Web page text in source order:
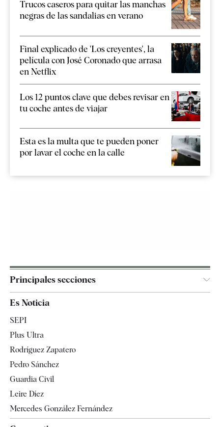
Trucos caseros para quitar las manchas
negras de las sandalias en verano
Final explicado de 'Los creyentes', la
película con José Coronado que arrasa
en Netflix
Los 12 puntos clave que debes revisar en
tu coche antes de viajar
Esta es la multa que te pueden poner
por lavar el coche en la calle
Principales secciones
España
Televisión
Es Noticia
SEPI
Plus Ultra
Rodríguez Zapatero
Pedro Sánchez
Guardia Civil
Leire Díez
Mercedes González Fernández